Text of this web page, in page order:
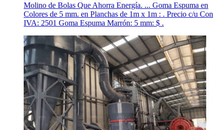
Molino de Bolas Que Ahorra Energía. ... Goma Espuma en
Colores de 5 mm. en Planchas de 1m x 1m : . Precio c/u Con
IVA: 2501 Goma Espuma Marrón: 5 mm: $ .